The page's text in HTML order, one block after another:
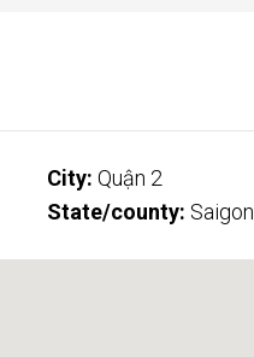
City: Quận 2
State/county: Saigon